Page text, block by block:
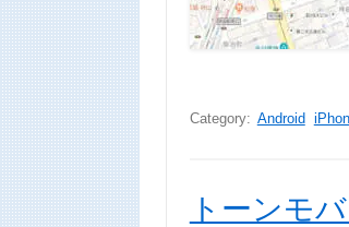
Category: Android
トーンモ